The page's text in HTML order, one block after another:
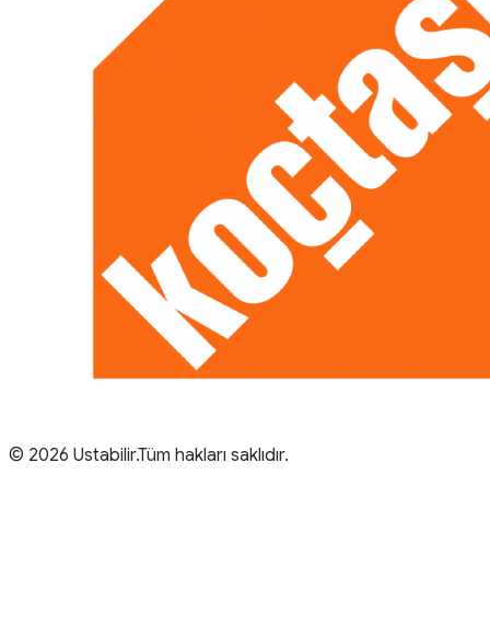
© 2026 Ustabilir.Tüm hakları saklıdır.